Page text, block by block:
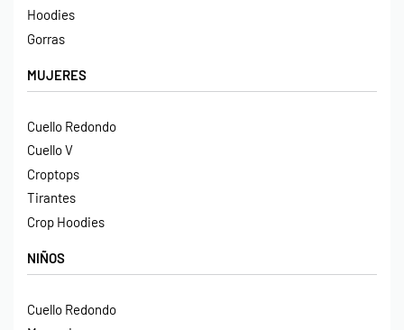
Hoodies
Gorras
MUJERES
Cuello Redondo
Cuello V
Croptops
Tirantes
Crop Hoodies
NIÑOS
Cuello Redondo